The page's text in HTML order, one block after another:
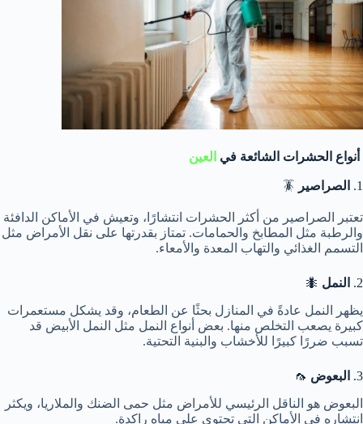
أنواع الحشرات الشائعة في العين
1. الصراصير
تعتبر الصراصير من أكثر الحشرات انتشارًا، وتعيش في الأماكن الدافئة
والرطبة مثل المطابخ والحمامات. تمتاز بقدرتها على نقل الأمراض مثل
التسمم الغذائي والتهاب المعدة والأمعاء.
2. النمل 🐜
يظهر النمل عادةً في المنازل بحثًا عن الطعام، وقد يشكل مستعمرات
كبيرة يصعب التخلص منها. بعض أنواع النمل مثل النمل الأبيض قد
تسبب ضررًا كبيرًا للأخشاب والبنية التحتية.
3. البعوض 🦟
البعوض هو الناقل الرئيسي للأمراض مثل حمى الضنك والملاريا، ويكثر
انتشاره في الأماكن التي تحتوي على مياه راكدة.